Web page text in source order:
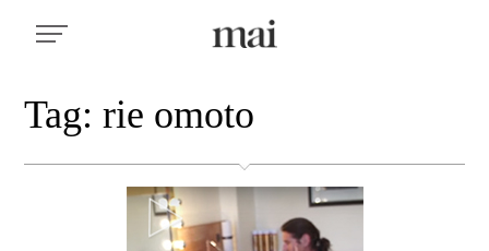
Tag: rie omoto